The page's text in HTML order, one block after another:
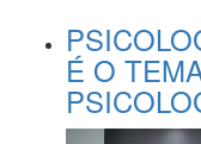
É O